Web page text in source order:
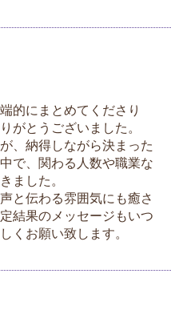
的にまとめてくださり
がとうございました。
、納得しながら決まった
で、関わる人数や職業な
ました。
と伝わる雰囲気にも癒さ
結果のメッセージもいつ
くお願い致します。